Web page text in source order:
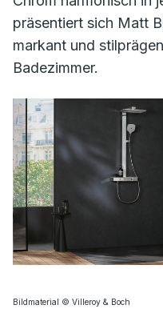
präsentiert sich Matt
markant und
Badezimmer.
Bildmaterial © Villeroy & Boch